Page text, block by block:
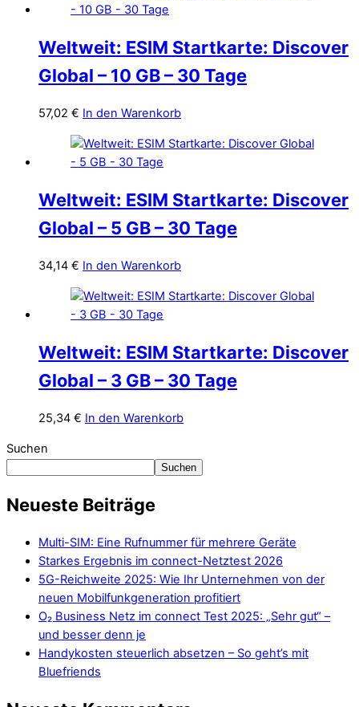
Weltweit: ESIM Startkarte: Discover
Global – 10 GB – 30 Tage
57,02 € In den Warenkorb
Weltweit: ESIM Startkarte: Discover
Global – 5 GB – 30 Tage
34,14 € In den Warenkorb
Weltweit: ESIM Startkarte: Discover
Global – 3 GB – 30 Tage
25,34 € In den Warenkorb
Suchen
Suchen
Neueste Beiträge
Multi-SIM: Eine Rufnummer für mehrere Geräte
Starkes Ergebnis im connect-Netztest 2026
5G-Reichweite 2025: Wie Ihr Unternehmen von der
neuen Mobilfunkgeneration profitiert
O₂ Business Netz im connect Test 2025: „Sehr gut“ –
und besser denn je
Handykosten steuerlich absetzen – So geht’s mit
Bluefriends